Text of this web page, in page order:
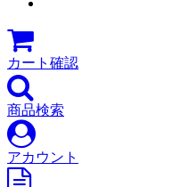
カート確認
商品検索
アカウント